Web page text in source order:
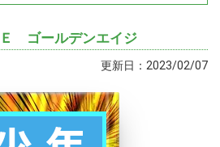
ゴールデンエイジ
更新日：2023/02/07